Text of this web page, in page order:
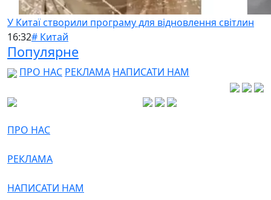
У Китаї створили програму для відновлення світлин
16:32# Китай
Популярне
ПРО НАС РЕКЛАМА НАПИСАТИ НАМ
ПРО НАС
РЕКЛАМА
НАПИСАТИ НАМ